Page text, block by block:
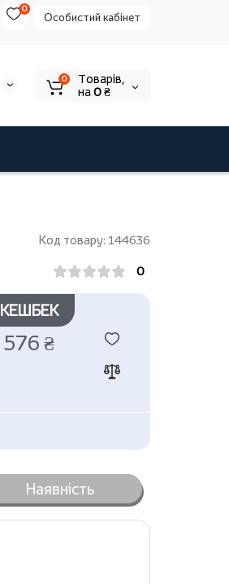
Особистий кабінет
0
0
Tоварів,
на0 ₴
Код товару: 144636
0
КЕШБЕК
576 ₴
Наявність